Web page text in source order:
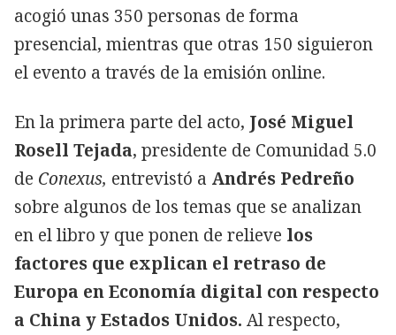
acogió unas 350 personas de forma
presencial, mientras que otras 150 siguieron
el evento a través de la emisión online.
En la primera parte del acto, José Miguel
Rosell Tejada, presidente de Comunidad 5.0
de Conexus, entrevistó a Andrés Pedreño
sobre algunos de los temas que se analizan
en el libro y que ponen de relieve los
factores que explican el retraso de
Europa en Economía digital con respecto
a China y Estados Unidos. Al respecto,